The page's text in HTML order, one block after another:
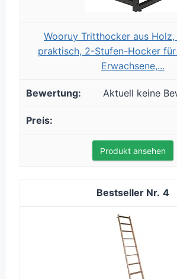
Wooruy Tritthocker aus
praktisch, 2-Stufen-Hocker
Erwachsene,...
Aktuell keine
Produkt ansehen
4